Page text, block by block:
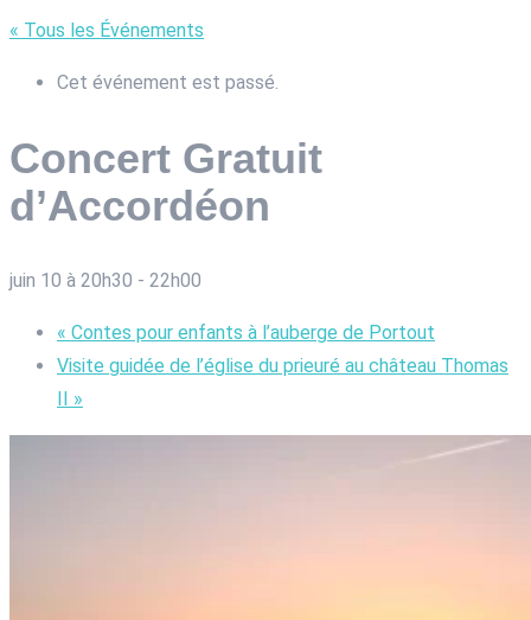
« Tous les Événements
Cet événement est passé.
Concert Gratuit
d’Accordéon
juin 10 à 20h30 - 22h00
« Contes pour enfants à l’auberge de Portout
Visite guidée de l’église du prieuré au château Thomas
»